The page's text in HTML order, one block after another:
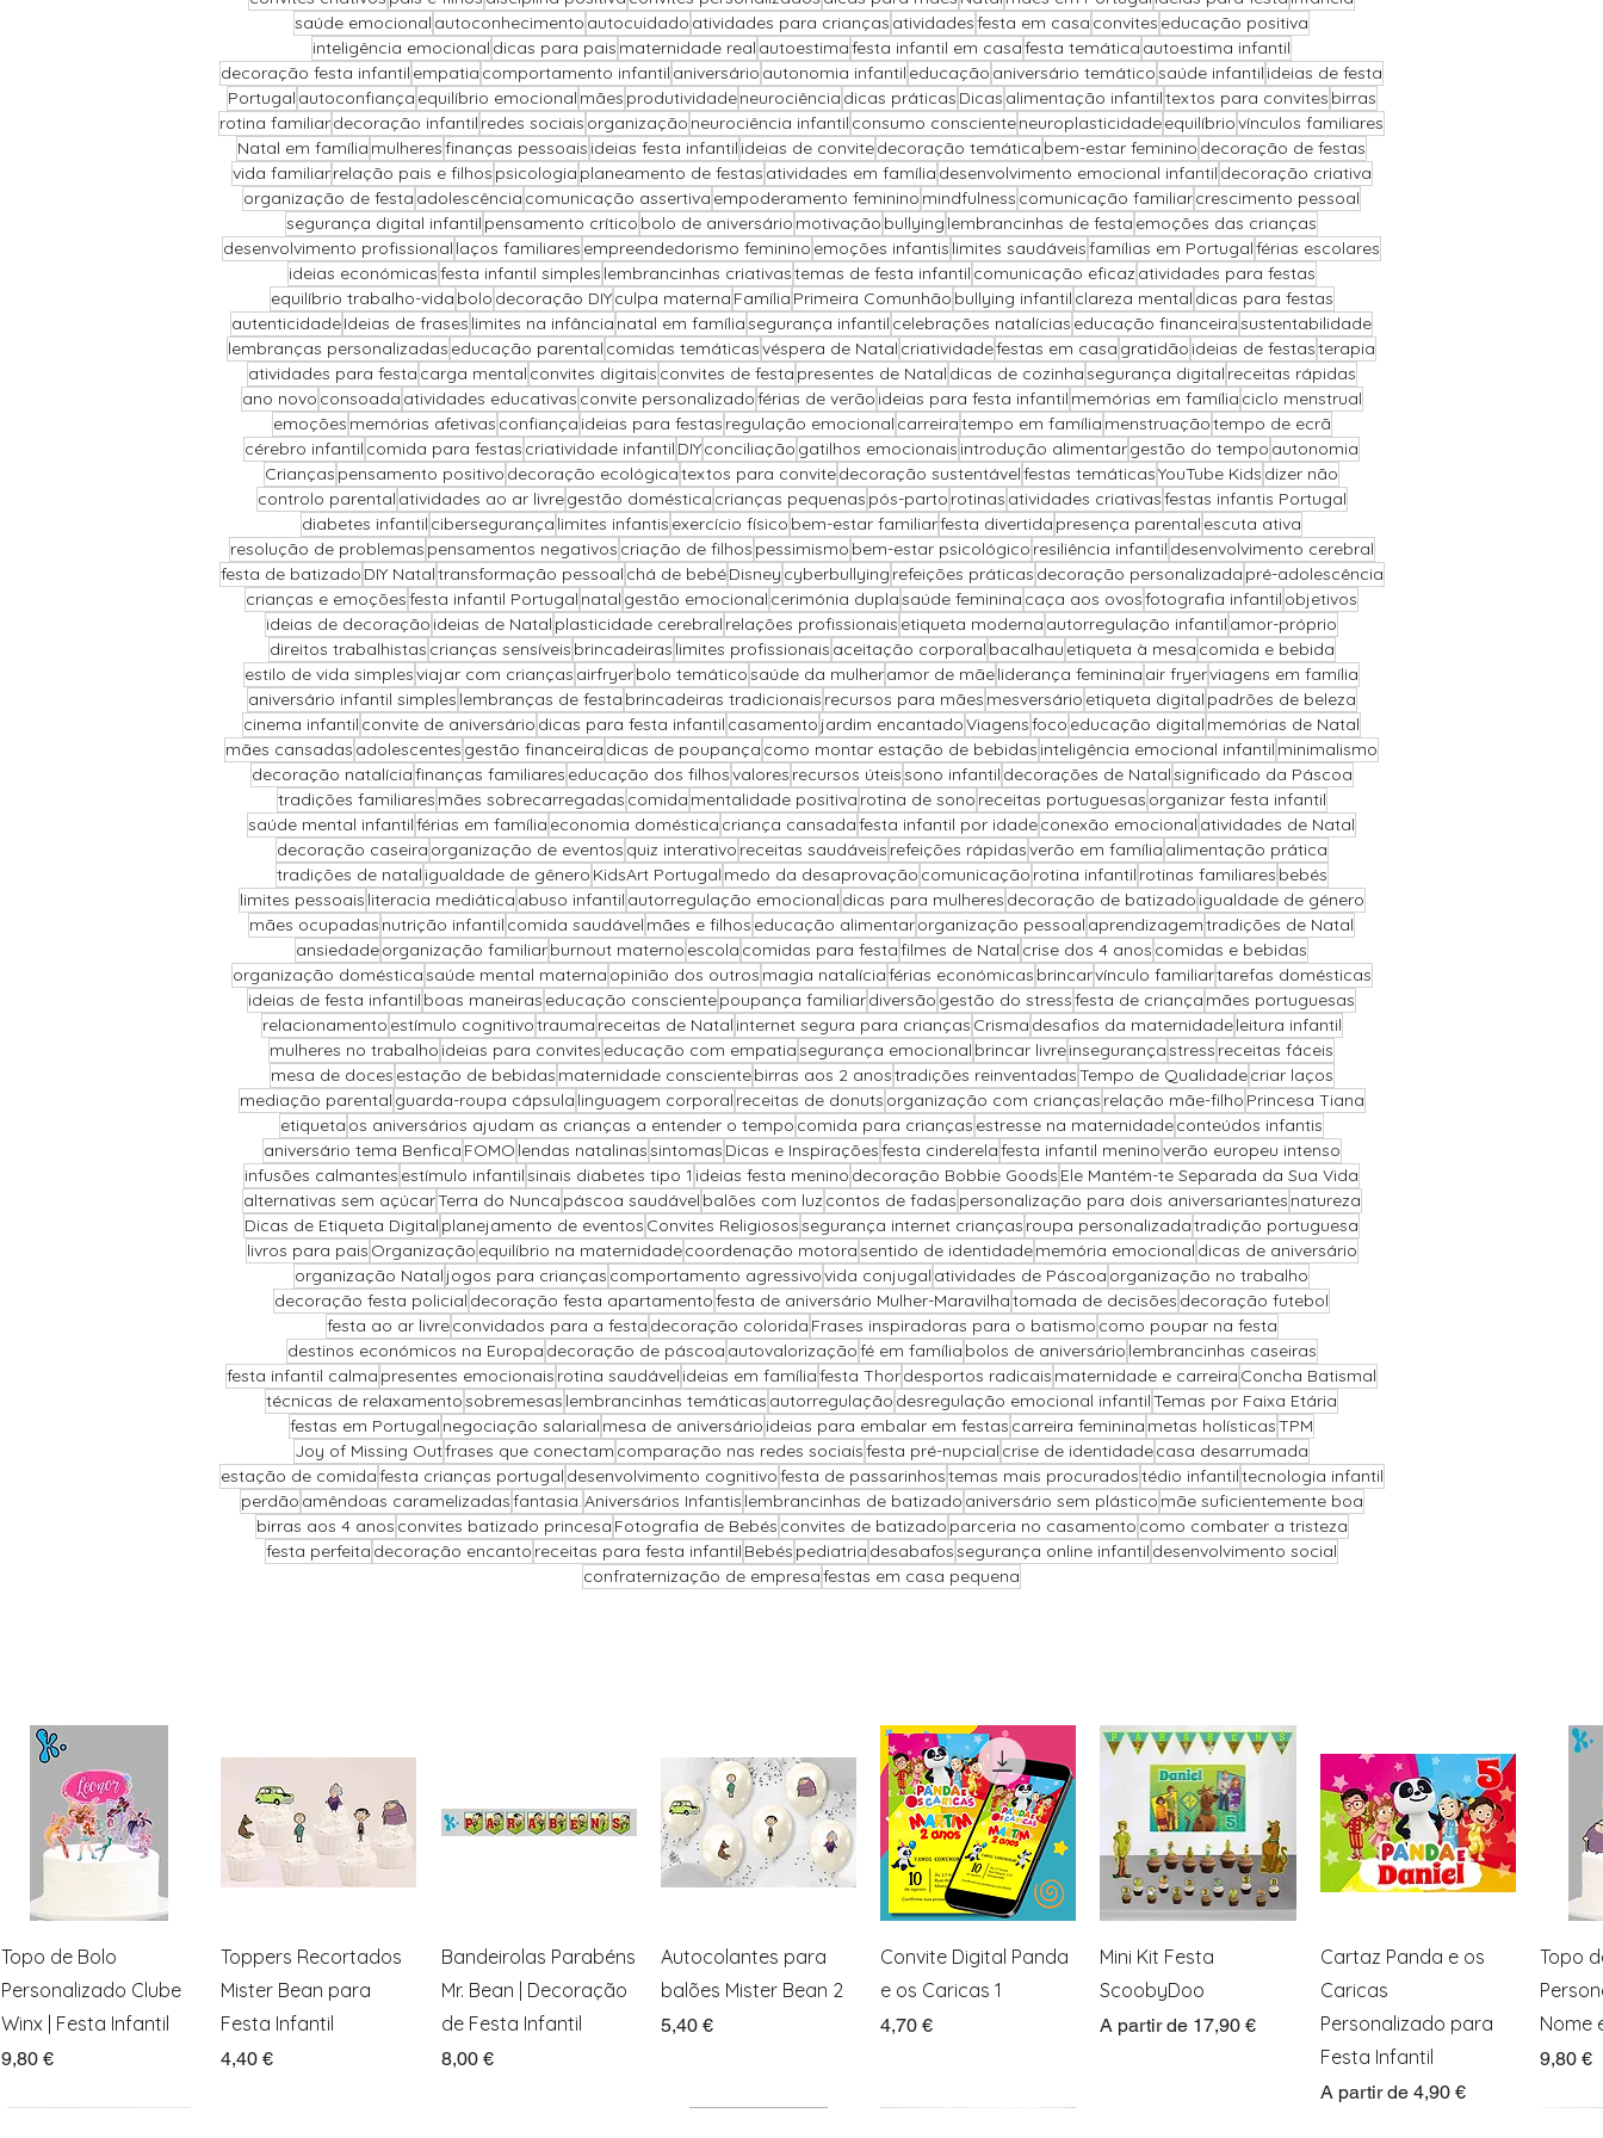
saúde emocional autoconhecimento autocuidado atividades para crianças atividadesfesta em casa convites educação positiva
inteligência emocional dicas para pais maternidade real autoestimafesta infantil em casafesta temática autoestima infantil
decoração festa infantil empatia comportamento infantil aniversário autonomia infantil educação aniversário temáticosaúde infantil ideias de festa
Portugal autoconfiança equilíbrio emocional mães produtividadeneurociência dicas práticas Dicas alimentação infantiltextos para convites birras
rotina familiardecoração infantil redes sociais organização neurociência infantil consumo conscienteneuroplasticidadeequilíbriovínculos familiares
Natal em família mulheresfinanças pessoais ideias festa infantil ideias de convitedecoração temática bem-estar feminino decoração de festas
vida familiarrelação pais e filhos psicologia planeamento de festas atividades em família desenvolvimento emocional infantil decoração criativa
organização de festa adolescência comunicação assertiva empoderamento feminino mindfulness comunicação familiarcrescimento pessoal
segurança digital infantil pensamento crítico bolo de aniversário motivação bullying lembrancinhas de festa emoções das crianças
desenvolvimento profissional laços familiares empreendedorismo feminino emoções infantis limites saudáveisfamílias em Portugalférias escolares
ideias económicasfesta infantil simples lembrancinhas criativastemas de festa infantil comunicação eficaz atividades para festas
equilíbrio trabalho-vida bolo decoração DIYculpa materna Família Primeira Comunhão bullying infantil clareza mental dicas para festas
autenticidadeIdeias de frases limites na infância natal em famíliasegurança infantil celebrações natalícias educação financeirasustentabilidade
lembranças personalizadas educação parental comidas temáticasvéspera de Natal criatividadefestas em casa gratidão ideias de festasterapia
atividades para festa carga mental convites digitais convites de festa presentes de Natal dicas de cozinhasegurança digital receitas rápidas
ano novo consoada atividades educativas convite personalizadoférias de verão ideias para festa infantil memórias em família ciclo menstrual
emoções memórias afetivas confiança ideias para festas regulação emocional carreiratempo em família menstruaçãotempo de ecrã
cérebro infantil comida para festas criatividade infantil DIYconciliação gatilhos emocionais introdução alimentargestão do tempo autonomia
Crianças pensamento positivo decoração ecológicatextos para convitedecoração sustentávelfestas temáticasYouTube Kids dizer não
controlo parental atividades ao ar livregestão doméstica crianças pequenas pós-parto rotinas atividades criativasfestas infantis Portugal
diabetes infantil cibersegurança limites infantis exercício físico bem-estar familiarfesta divertida presença parental escuta ativa
resolução de problemas pensamentos negativos criação de filhos pessimismo bem-estar psicológico resiliência infantil desenvolvimento cerebral
festa de batizado DIY Nataltransformação pessoal chá de bebéDisney cyberbullying refeições práticas decoração personalizada pré-adolescência
crianças e emoçõesfesta infantil Portugal natal gestão emocional cerimónia duplasaúde feminina caça aos ovosfotografia infantil objetivos
ideias de decoração ideias de Natal plasticidade cerebral relações profissionais etiqueta moderna autorregulação infantil amor-próprio
direitos trabalhistas crianças sensíveis brincadeiras limites profissionais aceitação corporal bacalhau etiqueta à mesa comida e bebida
estilo de vida simplesviajar com crianças airfryerbolo temáticosaúde da mulheramor de mãeliderança feminina air fryerviagens em família
aniversário infantil simples lembranças de festa brincadeiras tradicionais recursos para mães mesversário etiqueta digital padrões de beleza
cinema infantil convite de aniversário dicas para festa infantil casamento jardim encantadoViagensfoco educação digital memórias de Natal
mães cansadas adolescentes gestão financeira dicas de poupança como montar estação de bebidas inteligência emocional infantil minimalismo
decoração natalíciafinanças familiares educação dos filhosvalores recursos úteissono infantil decorações de Natalsignificado da Páscoa
tradições familiares mães sobrecarregadas comida mentalidade positiva rotina de sono receitas portuguesas organizar festa infantil
saúde mental infantilférias em família economia doméstica criança cansadafesta infantil por idadeconexão emocional atividades de Natal
decoração caseira organização de eventos quiz interativo receitas saudáveis refeições rápidasverão em família alimentação prática
tradições de natal igualdade de gênero KidsArt Portugal medo da desaprovação comunicação rotina infantil rotinas familiares bebés
limites pessoais literacia mediática abuso infantil autorregulação emocional dicas para mulheres decoração de batizado igualdade de género
mães ocupadas nutrição infantil comida saudável mães e filhos educação alimentarorganização pessoal aprendizagemtradições de Natal
ansiedadeorganização familiarburnout materno escola comidas para festafilmes de Natal crise dos 4 anos comidas e bebidas
organização domésticasaúde mental materna opinião dos outros magia natalíciaférias económicas brincarvínculo familiartarefas domésticas
ideias de festa infantil boas maneiras educação conscientepoupança familiardiversão gestão do stressfesta de criança mães portuguesas
relacionamento estímulo cognitivotrauma receitas de Natal internet segura para crianças Crisma desafios da maternidadeleitura infantil
mulheres no trabalho ideias para convites educação com empatiasegurança emocional brincar livreinsegurançastress receitas fáceis
mesa de doces estação de bebidas maternidade conscientebirras aos 2 anostradições reinventadasTempo de Qualidadecriar laços
mediação parental guarda-roupa cápsula linguagem corporal receitas de donuts organização com crianças relação mãe-filho Princesa Tiana
etiqueta os aniversários ajudam as crianças a entender o tempo comida para crianças estresse na maternidadeconteúdos infantis
aniversário tema Benfica FOMO lendas natalinassintomas Dicas e Inspiraçõesfesta cinderelafesta infantil meninoverão europeu intenso
infusões calmantes estímulo infantilsinais diabetes tipo 1 ideias festa menino decoração Bobbie Goods Ele Mantém-te Separada da Sua Vida
alternativas sem açúcarTerra do Nunca páscoa saudável balões com luz contos de fadas personalização para dois aniversariantes natureza
Dicas de Etiqueta Digital planejamento de eventos Convites Religiosossegurança internet crianças roupa personalizadatradição portuguesa
livros para pais Organização equilíbrio na maternidadecoordenação motorasentido de identidadememória emocional dicas de aniversário
organização Natal jogos para crianças comportamento agressivovida conjugal atividades de Páscoa organização no trabalho
decoração festa policial decoração festa apartamentofesta de aniversário Mulher-Maravilhatomada de decisões decoração futebol
festa ao ar livreconvidados para a festa decoração colorida Frases inspiradoras para o batismo como poupar na festa
destinos económicos na Europa decoração de páscoa autovalorizaçãofé em família bolos de aniversário lembrancinhas caseiras
festa infantil calma presentes emocionais rotina saudável ideias em famíliafesta Thordesportos radicais maternidade e carreira Concha Batismal
técnicas de relaxamentosobremesas lembrancinhas temáticas autorregulação desregulação emocional infantilTemas por Faixa Etária
festas em Portugal negociação salarial mesa de aniversário ideias para embalar em festas carreira feminina metas holísticasTPM
Joy of Missing Outfrases que conectam comparação nas redes sociaisfesta pré-nupcial crise de identidadecasa desarrumada
estação de comidafesta crianças portugal desenvolvimento cognitivofesta de passarinhostemas mais procuradostédio infantiltecnologia infantil
perdão amêndoas caramelizadasfantasia. Aniversários Infantis lembrancinhas de batizado aniversário sem plástico mãe suficientemente boa
birras aos 4 anos convites batizado princesa Fotografia de Bebés convites de batizado parceria no casamento como combater a tristeza
festa perfeita decoração encanto receitas para festa infantil Bebés pediatria desabafossegurança online infantil desenvolvimento social
confraternização de empresafestas em casa pequena
Visualização rápida
Topo de Bolo
Personalizado Clube
Winx | Festa Infantil
Preço
9,80 €
Visualização rápida
Toppers Recortados
Mister Bean para
Festa Infantil
Preço
4,40 €
Visualização rápida
Bandeirolas Parabéns
Mr. Bean | Decoração
de Festa Infantil
Preço
8,00 €
Visualização rápida
Autocolantes para
balões Mister Bean 2
Preço
5,40 €
Visualização rápida
Convite Digital Panda
e os Caricas 1
Preço
4,70 €
Visualização rápida
Mini Kit Festa
ScoobyDoo
A partir de 17,90 €
Preço promocional
Visualização rápida
Cartaz Panda e os
Caricas
Personalizado para
Festa Infantil
A partir de 4,90 €
Preço promocional
Topo
Nome
Preço
9,80 €